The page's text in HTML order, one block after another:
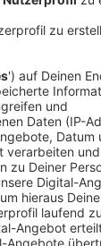
gibt, so
verzögert,
reagiert
gab. Das
Sicherheit
Belag
Schulhof